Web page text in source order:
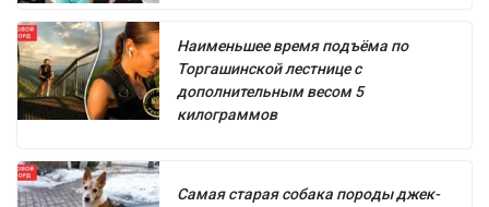
Наименьшее время подъёма по
Торгашинской лестнице с
дополнительным весом 5
килограммов
Самая старая собака породы джек-